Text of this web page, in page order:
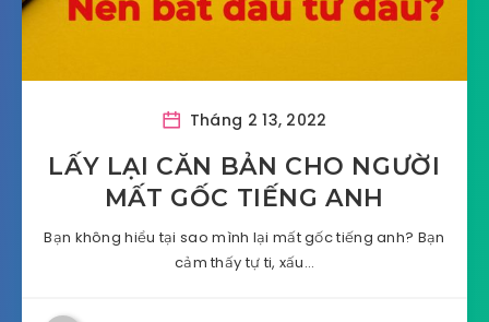
Tháng 2 13, 2022
LẤY LẠI CĂN BẢN CHO NGƯỜI
MẤT GỐC TIẾNG ANH
Bạn không hiểu tại sao mình lại mất gốc tiếng anh? Bạn
cảm thấy tự ti, xấu…